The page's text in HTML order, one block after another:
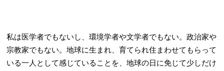
私は医学者でもないし、環境学者や文学者でもない。政治家や
宗教家でもない。地球に生まれ、育てられ住まわせてもらって
いる一人として感じていることを、地球の日に免じて少しだけ